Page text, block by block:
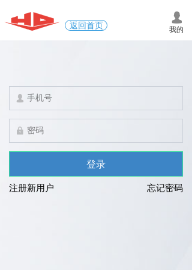
返回首页
넙
我的
넙
넱
登录
注册新用户 忘记密码